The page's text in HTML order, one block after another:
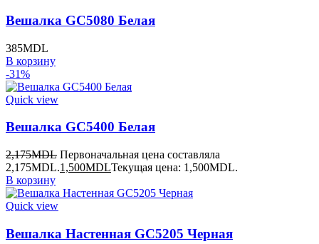
Вешалка GC5080 Белая
385MDL
В корзину
-31%
Quick view
Вешалка GC5400 Белая
2,175MDL Первоначальная цена составляла
2,175MDL.1,500MDLТекущая цена: 1,500MDL.
В корзину
Quick view
Вешалка Настенная GC5205 Черная